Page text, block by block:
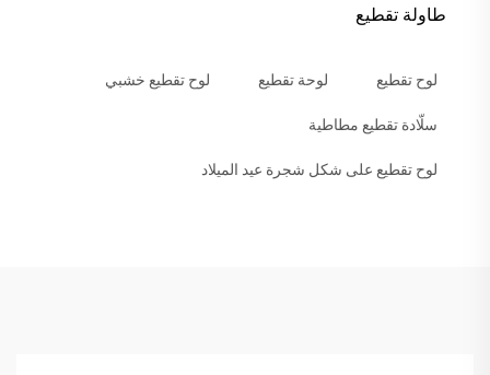
طاولة تقطيع
لوح تقطيع لوحة تقطيع لوح تقطيع خشبي
سلّادة تقطيع مطاطية
لوح تقطيع على شكل شجرة عيد الميلاد